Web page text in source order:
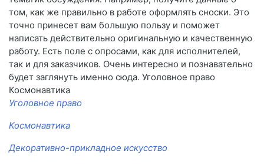
том, как же правильно в работе оформлять сноски. Это
точно принесет вам большую пользу и поможет
написать действительно оригинальную и качественную
работу. Есть поле с опросами, как для исполнителей,
так и для заказчиков. Очень интересно и познавательно
будет заглянуть именно сюда. Уголовное право
Космонавтика
Уголовное право
Космонавтика
Декоративно-прикладное искусство